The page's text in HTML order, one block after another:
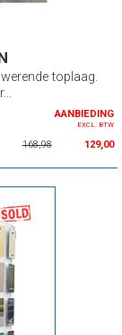
toplaag.
AANBIEDING
EXCL. BTW
168,98 129,00